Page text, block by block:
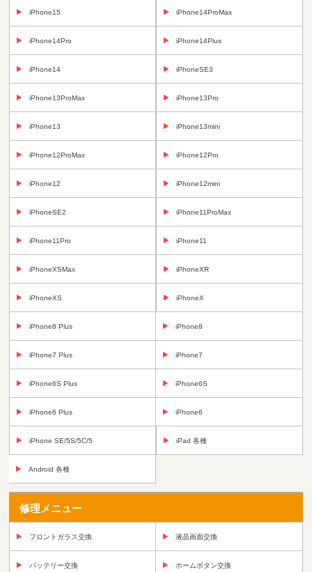
iPhone15 iPhone14ProMax
iPhone14Pro iPhone14Plus
iPhone14 iPhoneSE3
iPhone13ProMax iPhone13Pro
iPhone13 iPhone13mini
iPhone12ProMax iPhone12Pro
iPhone12 iPhone12mini
iPhoneSE2 iPhone11ProMax
iPhone11Pro iPhone11
iPhoneXSMax iPhoneXR
iPhoneXS iPhoneX
iPhone8 Plus iPhone8
iPhone7 Plus iPhone7
iPhone6S Plus iPhone6S
iPhone6 Plus iPhone6
iPhone SE/5S/5C/5 iPad 各種
Android 各種
修理メニュー
フロントガラス交換 液晶画面交換
バッテリー交換 ホームボタン交換